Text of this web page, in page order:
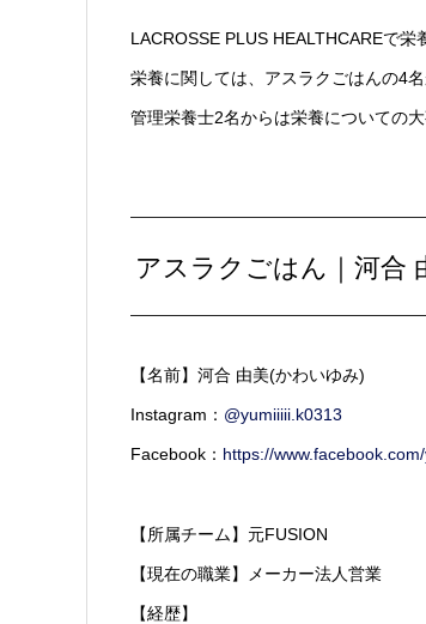
LACROSSE PLUS HEALTHCAREで
栄養に関しては、アスラクごはんの4
管理栄養士2名からは栄養についての
アスラクごはん｜河合
【名前】河合 由美(かわいゆみ)
Instagram： @yumiiiii.k0313
Facebook： https://
【所属チーム】元FUSION
【現在の職業】メーカー法人営業
【経歴】